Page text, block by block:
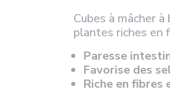
Cubes à mâcher
plantes riches en
Paresse
Favorise des
Riche en fibres